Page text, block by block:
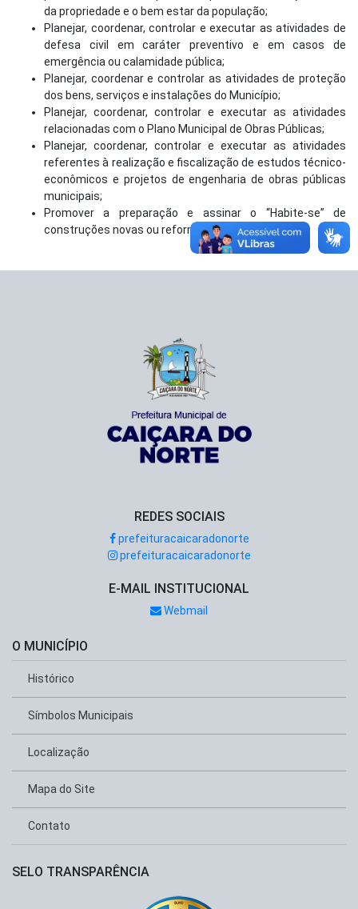
da propriedade e o bem estar da população;
Planejar, coordenar, controlar e executar as atividades de
defesa civil em caráter preventivo e em casos de
emergência ou calamidade pública;
Planejar, coordenar e controlar as atividades de proteção
dos bens, serviços e instalações do Município;
Planejar, coordenar, controlar e executar as atividades
relacionadas com o Plano Municipal de Obras Públicas;
Planejar, coordenar, controlar e executar as atividades
referentes à realização e fiscalização de estudos técnico-
econômicos e projetos de engenharia de obras públicas
municipais;
Promover a preparação e assinar o “Habite-se” de
construções novas ou reformadas.
REDES SOCIAIS
prefeituracaicaradonorte
prefeituracaicaradonorte
E-MAIL INSTITUCIONAL
Webmail
O MUNICÍPIO
Histórico
Símbolos Municipais
Localização
Mapa do Site
Contato
SELO TRANSPARÊNCIA